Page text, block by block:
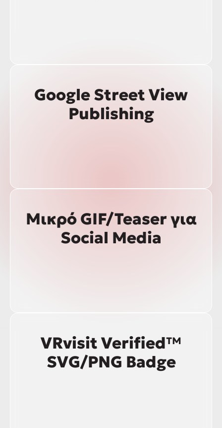
Google Street View
Publishing
Μικρό GIF/Teaser για
Social Media
VRvisit Verified™
SVG/PNG Badge